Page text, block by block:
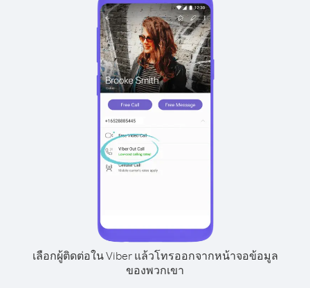
เลือกผู้ติดต่อใน Viber แล้วโทรออกจากหน้าจอข้อมูล
ของพวกเขา